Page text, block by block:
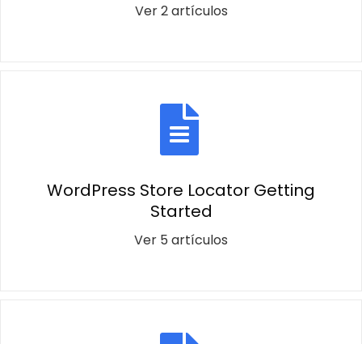
Ver 2 artículos
WordPress Store Locator Getting
Started
Ver 5 artículos